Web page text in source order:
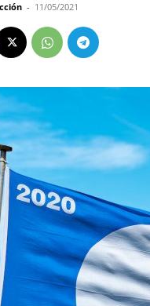
- 11/05/2021